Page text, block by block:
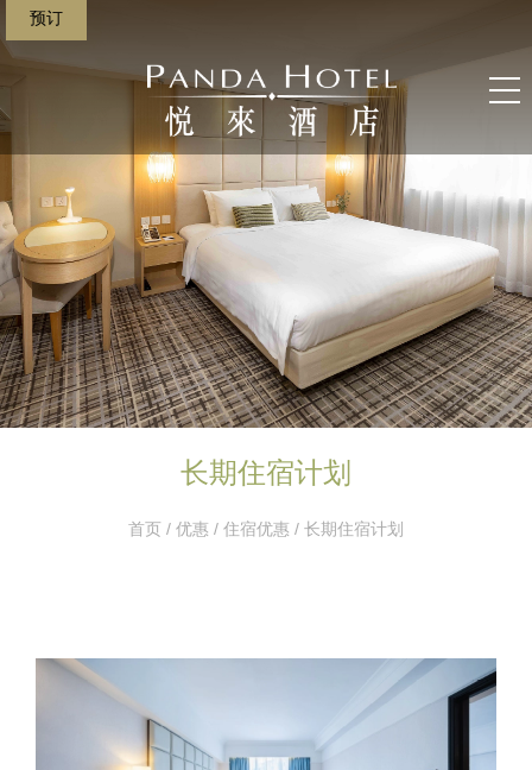
预订
长期住宿计划
首页 / 优惠 / 住宿优惠 / 长期住宿计划